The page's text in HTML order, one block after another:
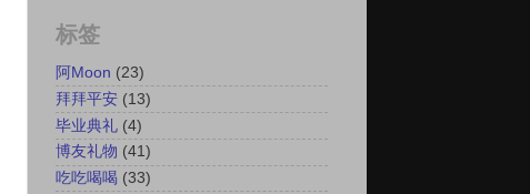
标签
阿Moon (23)
拜拜平安 (13)
毕业典礼 (4)
博友礼物 (41)
吃吃喝喝 (33)